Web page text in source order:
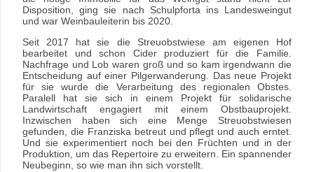
Disposition, ging sie nach Schulpforta ins Landesweingut
und war Weinbauleiterin bis 2020.
Seit 2017 hat sie die Streuobstwiese am eigenen Hof
bearbeitet und schon Cider produziert für die Familie.
Nachfrage und Lob waren groß und so kam irgendwann die
Entscheidung auf einer Pilgerwanderung. Das neue Projekt
für sie wurde die Verarbeitung des regionalen Obstes.
Paralell hat sie sich in einem Projekt für solidarische
Landwirtschaft engagiert mit einem Obstbauprojekt.
Inzwischen haben sich eine Menge Streuobstwiesen
gefunden, die Franziska betreut und pflegt und auch erntet.
Und sie experimentiert noch bei den Früchten und in der
Produktion, um das Repertoire zu erweitern. Ein spannender
Neubeginn, so wie man ihn sich vorstellt.